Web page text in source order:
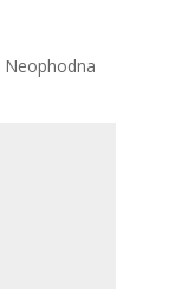
Neophodna